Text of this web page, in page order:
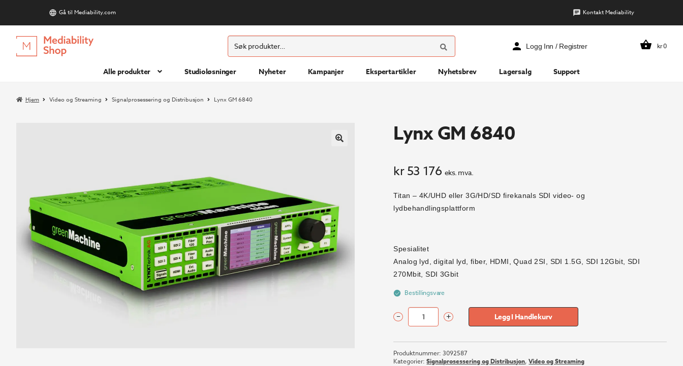
Gå til Mediability.com Kontakt Mediability
Hopp
til
Hopp
til
Søk
etter:
SØK
Logg Inn / Registrer kr0
Alle produkter Studioløsninger Nyheter Kampanjer Ekspertartikler Nyhetsbrev Lagersalg Support
Hjem Video og Streaming Signalprosessering og Distribusjon Lynx GM 6840
Lynx GM 6840
kr53 176 eks. mva.
Titan – 4K/UHD eller 3G/HD/SD firekanals SDI video- og
lydbehandlingsplattform
Spesialitet
Analog lyd, digital lyd, fiber, HDMI, Quad 2SI, SDI 1.5G, SDI 12Gbit, SDI
270Mbit, SDI 3Gbit
Bestillingsvare
Lynx
6840
antall
– + Legg I Handlekurv
Produktnummer:3092587
Kategorier:Signalprosessering og Distribusjon,Video og Streaming